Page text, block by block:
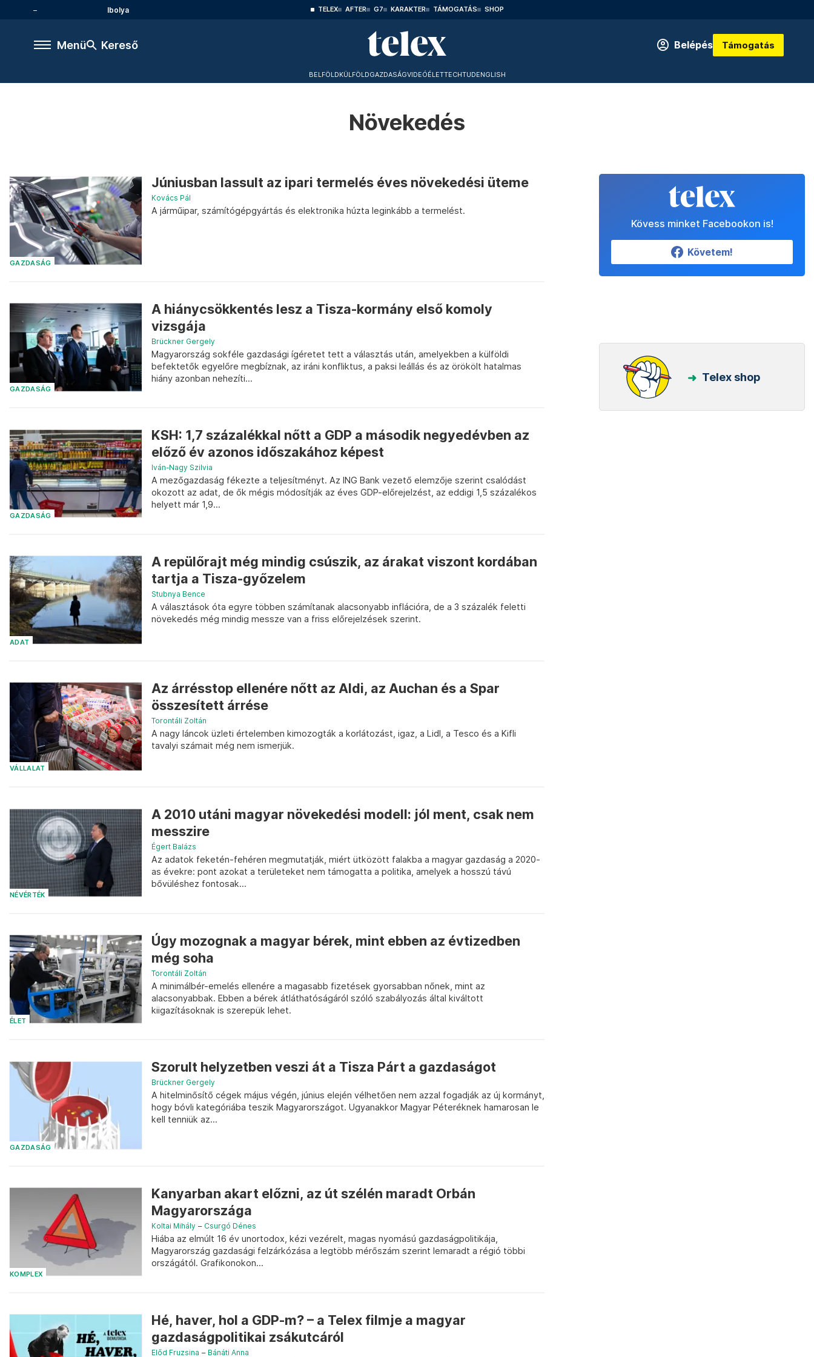
Ibolya TELEX AFTER G7 KARAKTER TÁMOGATÁS SHOP
Menü Kereső Belépés Támogatás
BELFÖLDKÜLFÖLDGAZDASÁGVIDEÓÉLETTECHTUDENGLISH
Növekedés
GAZDASÁG
Júniusban lassult az ipari termelés éves növekedési üteme
Kovács Pál
A járműipar, számítógépgyártás és elektronika húzta leginkább a termelést.
GAZDASÁG
A hiánycsökkentés lesz a Tisza-kormány első komoly
vizsgája
Brückner Gergely
Magyarország sokféle gazdasági ígéretet tett a választás után, amelyekben a külföldi
befektetők egyelőre megbíznak, az iráni konfliktus, a paksi leállás és az örökölt hatalmas
hiány azonban nehezíti...
GAZDASÁG
KSH: 1,7 százalékkal nőtt a GDP a második negyedévben az
előző év azonos időszakához képest
Iván-Nagy Szilvia
A mezőgazdaság fékezte a teljesítményt. Az ING Bank vezető elemzője szerint csalódást
okozott az adat, de ők mégis módosítják az éves GDP-előrejelzést, az eddigi 1,5 százalékos
helyett már 1,9...
ADAT
A repülőrajt még mindig csúszik, az árakat viszont kordában
tartja a Tisza-győzelem
Stubnya Bence
A választások óta egyre többen számítanak alacsonyabb inflációra, de a 3 százalék feletti
növekedés még mindig messze van a friss előrejelzések szerint.
VÁLLALAT
Az árrésstop ellenére nőtt az Aldi, az Auchan és a Spar
összesített árrése
Torontáli Zoltán
A nagy láncok üzleti értelemben kimozogták a korlátozást, igaz, a Lidl, a Tesco és a Kifli
tavalyi számait még nem ismerjük.
NÉVÉRTÉK
A 2010 utáni magyar növekedési modell: jól ment, csak nem
messzire
Égert Balázs
Az adatok feketén-fehéren megmutatják, miért ütközött falakba a magyar gazdaság a 2020-
as évekre: pont azokat a területeket nem támogatta a politika, amelyek a hosszú távú
bővüléshez fontosak...
ÉLET
Úgy mozognak a magyar bérek, mint ebben az évtizedben
még soha
Torontáli Zoltán
A minimálbér-emelés ellenére a magasabb fizetések gyorsabban nőnek, mint az
alacsonyabbak. Ebben a bérek átláthatóságáról szóló szabályozás által kiváltott
kiigazításoknak is szerepük lehet.
GAZDASÁG
Szorult helyzetben veszi át a Tisza Párt a gazdaságot
Brückner Gergely
A hitelminősítő cégek május végén, június elején vélhetően nem azzal fogadják az új kormányt,
hogy bóvli kategóriába teszik Magyarországot. Ugyanakkor Magyar Péteréknek hamarosan le
kell tenniük az...
KOMPLEX
Kanyarban akart előzni, az út szélén maradt Orbán
Magyarországa
Koltai Mihály – Csurgó Dénes
Hiába az elmúlt 16 év unortodox, kézi vezérelt, magas nyomású gazdaságpolitikája,
Magyarország gazdasági felzárkózása a legtöbb mérőszám szerint lemaradt a régió többi
országától. Grafikonokon...
Hé, haver, hol a GDP-m? – a Telex filmje a magyar
gazdaságpolitikai zsákutcáról
Előd Fruzsina – Bánáti Anna
Kövess minket Facebookon is!
Követem!
Telex shop